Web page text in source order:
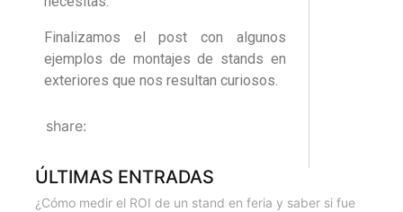
Finalizamos el post con algunos
ejemplos de montajes de stands en
exteriores que nos resultan curiosos.
share:
ÚLTIMAS ENTRADAS
¿Cómo medir el ROI de un stand en feria y saber si fue